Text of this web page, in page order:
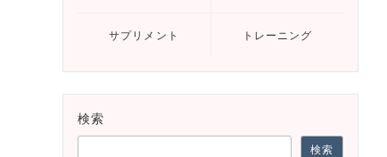
サプリメント トレーニング
検索
検索